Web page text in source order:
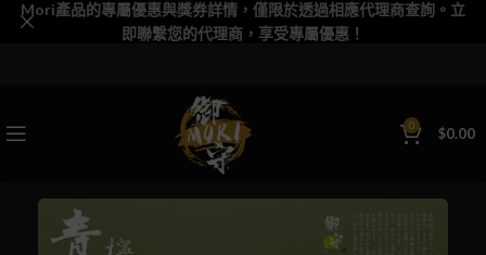
0 $0.00
Mori產品的專屬優惠與獎券詳情，僅限於透過相應代理商查詢。立
即聯繫您的代理商，享受專屬優惠！